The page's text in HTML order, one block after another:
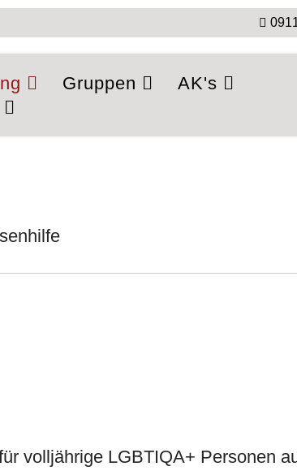
Gruppen
AK's
volljährige LGBTIQA+ Personen